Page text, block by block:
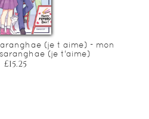
(je t aime) - mon
(je t'aime)
£15.25